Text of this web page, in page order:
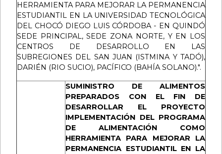
HERRAMIENTA PARA MEJORAR LA PERMANENCIA
ESTUDIANTIL EN LA UNIVERSIDAD TECNOLÓGICA
DEL CHOCÓ DIEGO LUIS CÓRDOBA - EN QUINDÓ
SEDE PRINCIPAL, SEDE ZONA NORTE, Y EN LOS
CENTROS DE DESARROLLO EN LAS
SUBREGIONES DEL SAN JUAN (ISTMINA Y TADÓ),
DARIÉN (RIO SUCIO), PACÍFICO (BAHÍA SOLANO).".
SUMINISTRO DE ALIMENTOS
PREPARADOS CON EL FIN DE
DESARROLLAR EL PROYECTO
IMPLEMENTACIÓN DEL PROGRAMA
DE ALIMENTACIÓN COMO
HERRAMIENTA PARA MEJORAR LA
PERMANENCIA ESTUDIANTIL EN LA